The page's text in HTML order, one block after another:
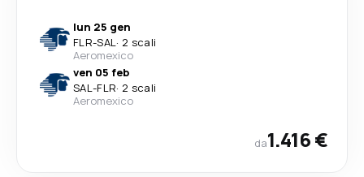
lun 25 gen
FLR-SAL· 2 scali
Aeromexico
ven 05 feb
SAL-FLR· 2 scali
Aeromexico
da1.416 €